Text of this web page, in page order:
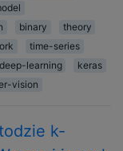
binary
theory
time-series
deep-learning
keras
vision
k-